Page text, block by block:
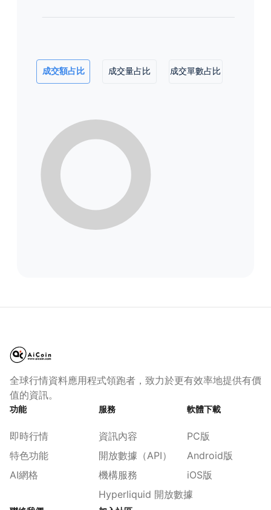
成交額占比 成交量占比 成交單數占比
全球行情資料應用程式領跑者，致力於更有效率地提供有價
值的資訊。
功能
即時行情
特色功能
AI網格
服務
資訊內容
開放數據（API）
機構服務
Hyperliquid 開放數據
軟體下載
PC版
Android版
iOS版